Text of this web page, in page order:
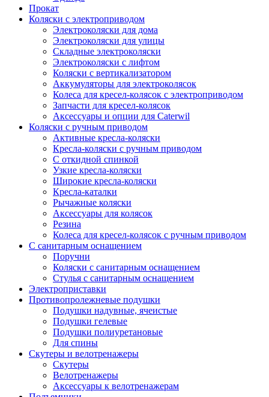
Прокат
Коляски с электроприводом
Электроколяски для дома
Электроколяски для улицы
Складные электроколяски
Электроколяски с лифтом
Коляски с вертикализатором
Аккумуляторы для электроколясок
Колеса для кресел-колясок с электроприводом
Запчасти для кресел-колясок
Аксессуары и опции для Caterwil
Коляски с ручным приводом
Активные кресла-коляски
Кресла-коляски с ручным приводом
С откидной спинкой
Узкие кресла-коляски
Широкие кресла-коляски
Кресла-каталки
Рычажные коляски
Аксессуары для колясок
Резина
Колеса для кресел-колясок с ручным приводом
С санитарным оснащением
Поручни
Коляски с санитарным оснащением
Стулья с санитарным оснащением
Электроприставки
Противопролежневые подушки
Подушки надувные, ячеистые
Подушки гелевые
Подушки полиуретановые
Для спины
Скутеры и велотренажеры
Скутеры
Велотренажеры
Аксессуары к велотренажерам